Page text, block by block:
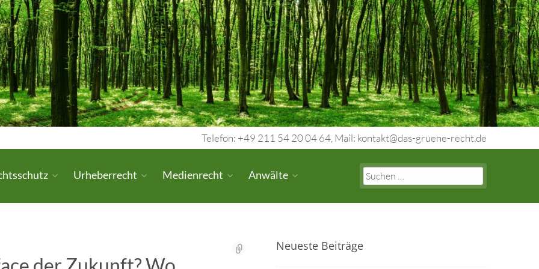
Telefon: +49 211 54 20 04 64, Mail: kontakt@das-gruene-recht.de
Search
for:
Urheberrecht Medienrecht Anwälte
Neueste Beiträge